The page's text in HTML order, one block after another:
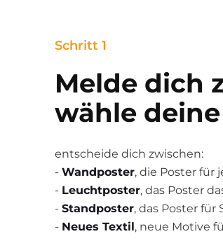
Schritt 1
Melde dich
wähle
entscheide dich zwischen:
- Wandposter, die Poster für
- Leuchtposter, das Poster
- Standposter, das Poster für
- Neues Textil, neue Motive